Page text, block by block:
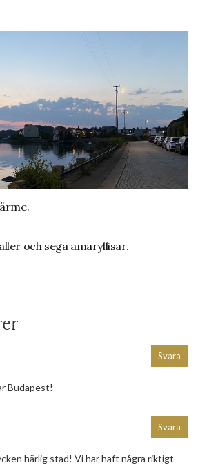
och sega amaryllisar.
Budapest!
Svara
härlig stad! Vi har haft några riktigt
Svara